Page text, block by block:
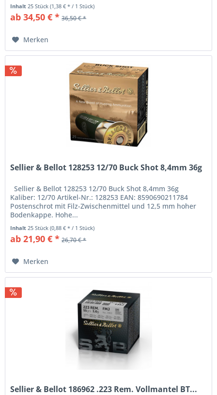
Inhalt25 Stück(1,38 € * / 1 Stück)
ab 34,50 € * 36,50 € *
Merken
Sellier & Bellot 128253 12/70 Buck Shot 8,4mm 36g
Sellier & Bellot 128253 12/70 Buck Shot 8,4mm 36g
Kaliber: 12/70 Artikel-Nr.: 128253 EAN: 8590690211784
Postenschrot mit Filz-Zwischenmittel und 12,5 mm hoher
Bodenkappe. Hohe...
Inhalt 25 Stück(0,88 € * / 1 Stück)
ab 21,90 € * 26,70 € *
Merken
Sellier & Bellot 186962 .223 Rem. Vollmantel BT...